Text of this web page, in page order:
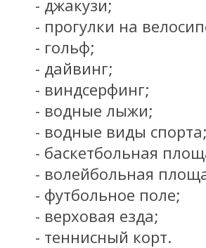
- джакузи;
- прогулки на
- гольф;
- дайвинг;
- виндсерфинг;
- водные лыжи;
- водные виды
- баскетбольная
- волейбольная
- футбольное поле;
- верховая езда;
- теннисный корт.